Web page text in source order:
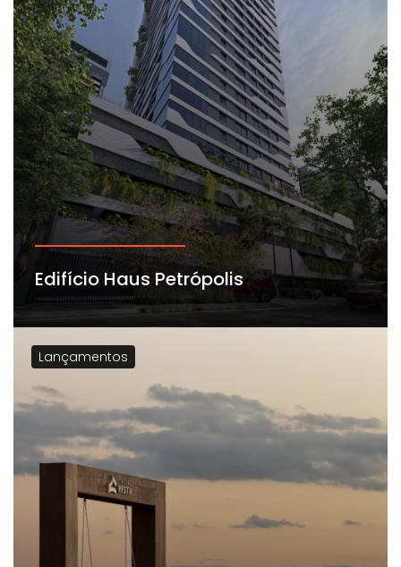
Edifício Haus Petrópolis
Lançamentos